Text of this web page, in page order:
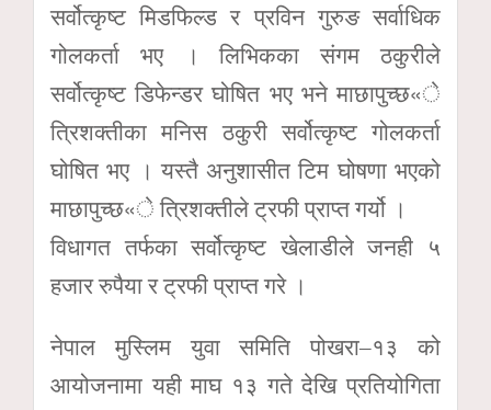
सर्वोत्कृष्ट मिडफिल्ड र प्रविन गुरुङ सर्वाधिक
गोलकर्ता भए । लिभिकका संगम ठकुरीले
सर्वोत्कृष्ट डिफेन्डर घोषित भए भने माछापुच्छ«े
त्रिशक्तीका मनिस ठकुरी सर्वोत्कृष्ट गोलकर्ता
घोषित भए । यस्तै अनुशासीत टिम घोषणा भएको
माछापुच्छ«े त्रिशक्तीले ट्रफी प्राप्त गर्यो ।
विधागत तर्फका सर्वोत्कृष्ट खेलाडीले जनही ५
हजार रुपैया र ट्रफी प्राप्त गरे ।
नेपाल मुस्लिम युवा समिति पोखरा–१३ को
आयोजनामा यही माघ १३ गते देखि प्रतियोगिता